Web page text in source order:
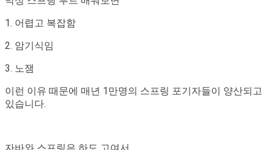
1. 어렵고 복잡함
2. 암기식임
3. 노잼
이런 이유 때문에 매년 1만명의 스프링 포기자들이 양산되고
있습니다.